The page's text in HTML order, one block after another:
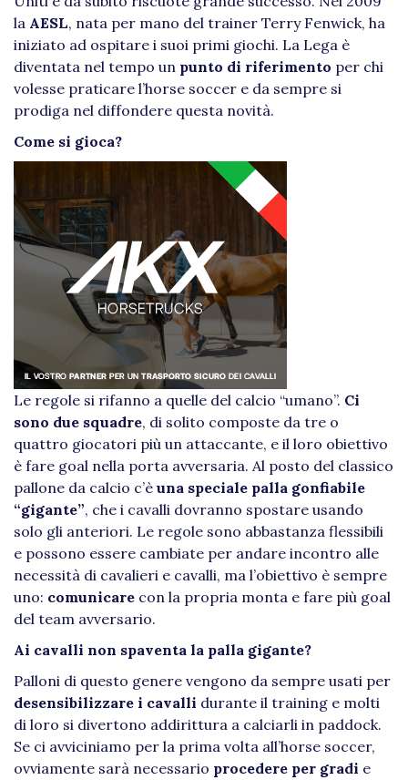
la AESL, nata per mano del trainer Terry Fenwick, ha
iniziato ad ospitare i suoi primi giochi. La Lega è
diventata nel tempo un punto di riferimento per chi
volesse praticare l’horse soccer e da sempre si
prodiga nel diffondere questa novità.
Come si gioca?
Le regole si rifanno a quelle del calcio “umano”. Ci
sono due squadre, di solito composte da tre o
quattro giocatori più un attaccante, e il loro obiettivo
è fare goal nella porta avversaria. Al posto del classico
pallone da calcio c’è una speciale palla gonfiabile
“gigante”, che i cavalli dovranno spostare usando
solo gli anteriori. Le regole sono abbastanza flessibili
e possono essere cambiate per andare incontro alle
necessità di cavalieri e cavalli, ma l’obiettivo è sempre
uno: comunicare con la propria monta e fare più goal
del team avversario.
Ai cavalli non spaventa la palla gigante?
Palloni di questo genere vengono da sempre usati per
desensibilizzare i cavalli durante il training e molti
di loro si divertono addirittura a calciarli in paddock.
Se ci avviciniamo per la prima volta all’horse soccer,
ovviamente sarà necessario procedere per gradi e